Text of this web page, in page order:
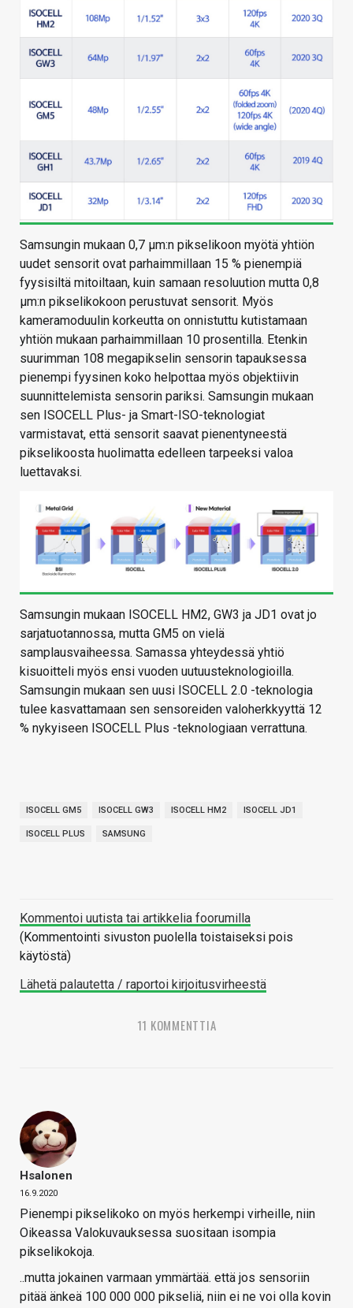
Samsungin mukaan 0,7 µm:n pikselikoon myötä yhtiön
uudet sensorit ovat parhaimmillaan 15 % pienempiä
fyysisiltä mitoiltaan, kuin samaan resoluution mutta 0,8
µm:n pikselikokoon perustuvat sensorit. Myös
kameramoduulin korkeutta on onnistuttu kutistamaan
yhtiön mukaan parhaimmillaan 10 prosentilla. Etenkin
suurimman 108 megapikselin sensorin tapauksessa
pienempi fyysinen koko helpottaa myös objektiivin
suunnittelemista sensorin pariksi. Samsungin mukaan
sen ISOCELL Plus- ja Smart-ISO-teknologiat
varmistavat, että sensorit saavat pienentyneestä
pikselikoosta huolimatta edelleen tarpeeksi valoa
luettavaksi.
Samsungin mukaan ISOCELL HM2, GW3 ja JD1 ovat jo
sarjatuotannossa, mutta GM5 on vielä
samplausvaiheessa. Samassa yhteydessä yhtiö
kisuoitteli myös ensi vuoden uutuusteknologioilla.
Samsungin mukaan sen uusi ISOCELL 2.0 -teknologia
tulee kasvattamaan sen sensoreiden valoherkkyyttä 12
% nykyiseen ISOCELL Plus -teknologiaan verrattuna.
ISOCELL GM5 ISOCELL GW3 ISOCELL HM2 ISOCELL JD1
ISOCELL PLUS SAMSUNG
Kommentoi uutista tai artikkelia foorumilla
(Kommentointi sivuston puolella toistaiseksi pois
käytöstä)
Lähetä palautetta / raportoi kirjoitusvirheestä
11 KOMMENTTIA
Hsalonen
16.9.2020
Pienempi pikselikoko on myös herkempi virheille, niin
Oikeassa Valokuvauksessa suositaan isompia
pikselikokoja.
..mutta jokainen varmaan ymmärtää. että jos sensoriin
pitää änkeä 100 000 000 pikseliä, niin ei ne voi olla kovin